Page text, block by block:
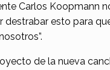
Carlos Koopmann
destrabar esto para
de la nueva